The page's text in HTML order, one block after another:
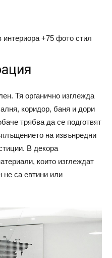
+75 фото стил
Тя органично изглежда
коридор, баня и дори
трябва да се подготвят
на извънредни
В декора
които изглеждат
не са евтини или